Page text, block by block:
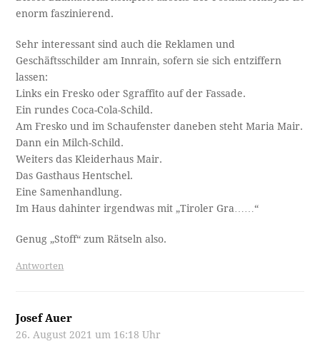
enorm faszinierend.
Sehr interessant sind auch die Reklamen und
Geschäftsschilder am Innrain, sofern sie sich entziffern
lassen:
Links ein Fresko oder Sgraffito auf der Fassade.
Ein rundes Coca-Cola-Schild.
Am Fresko und im Schaufenster daneben steht Maria Mair.
Dann ein Milch-Schild.
Weiters das Kleiderhaus Mair.
Das Gasthaus Hentschel.
Eine Samenhandlung.
Im Haus dahinter irgendwas mit „Tiroler Gra……“
Genug „Stoff“ zum Rätseln also.
Antworten
Josef Auer
26. August 2021 um 16:18 Uhr